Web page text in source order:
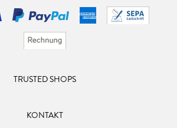
TRUSTED SHOPS
KONTAKT